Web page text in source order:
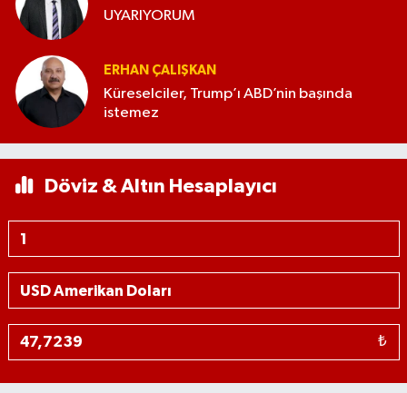
UYARIYORUM
ERHAN ÇALIŞKAN
Küreselciler, Trump’ı ABD’nin başında
istemez
Döviz & Altın Hesaplayıcı
₺